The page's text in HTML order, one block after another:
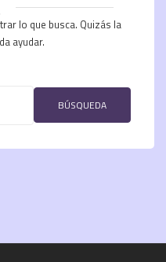
lo que busca. Quizás la
ayudar.
BÚSQUEDA